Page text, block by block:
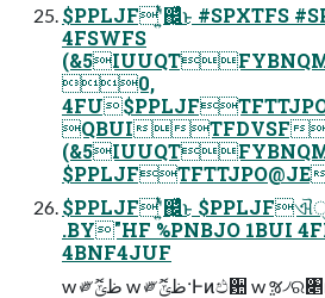
$PPLJFʹ͍ͭͯ஌͓͖͍ͬͯͨ͜ͱ #SPXTFS
4FSWFS
0,
QBUITFDVSF
$PPLJFʹ͍ͭͯ஌͓͖͍ͬͯͨ͜ͱ
.BY"HF %PNBJO 1BUI
4BNF4JUF
w ༗ޮظݶ w ༗ޮظݶ·Ͱͷඵ਺ w ૹ৴ର৅ͷυϝΠϯ໊ w ૹ৴ର৅ͷύε w